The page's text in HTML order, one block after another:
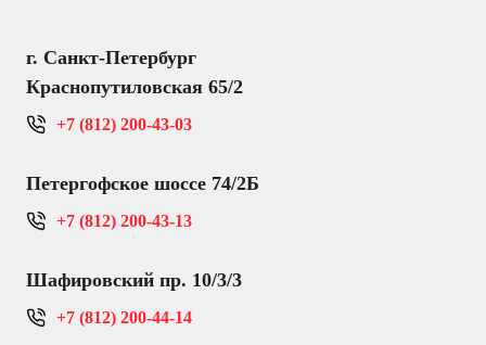
г. Санкт-Петербург
Краснопутиловская 65/2
+7 (812) 200-43-03
Петергофское шоссе 74/2Б
+7 (812) 200-43-13
Шафировский пр. 10/3/3
+7 (812) 200-44-14